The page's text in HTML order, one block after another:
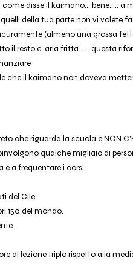
disse il kaimano....bene..... a
della tua parte non vi volete
(almeno una grossa
il resto e' aria fritta...... questa
il kaimano non doveva
che riguarda la scuola e NON
qualche migliaio di
a frequentare i corsi.
del Cile.
150 del mondo.
di lezione triplo rispetto alla